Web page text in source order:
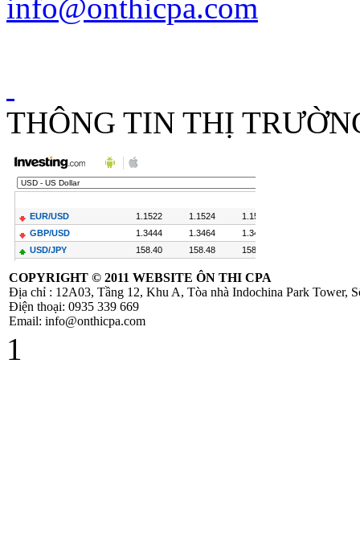
Loại Trừ Giao
Thông tư
NHNN sửa đổi
Quyết định
479/2004/QĐ-
Công Văn
586/TCT-CS
Hướng dẫn các nội
dung chính sách
info@onthicpa.com
THÔNG TIN THỊ
COPYRIGHT © 2011 WEBSITE ÔN THI CPA
Địa chỉ : 12A03, Tầng 12, Khu A, Tòa nhà Indochina Park Tower,
Điện thoại: 0935 339 669
Email: info@onthicpa.com
1